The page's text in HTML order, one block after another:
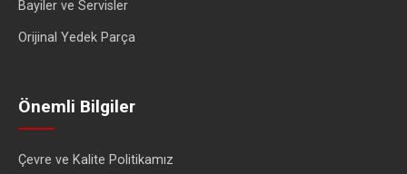
Bayiler ve Servisler
Orijinal Yedek Parça
Önemli Bilgiler
Çevre ve Kalite Politikamız